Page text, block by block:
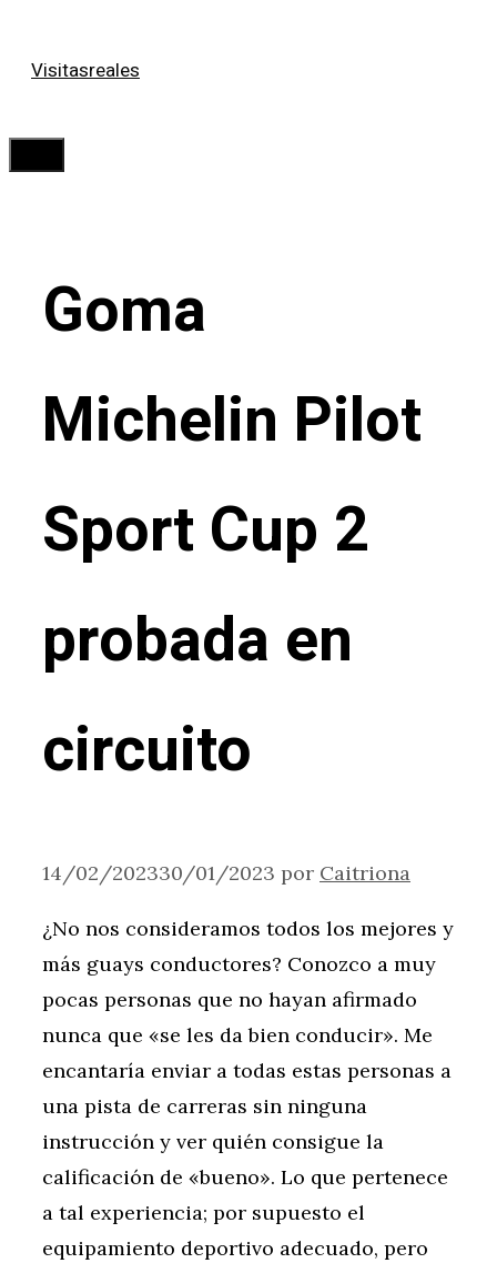
Visitasreales
Goma
Michelin Pilot
Sport Cup 2
probada en
circuito
14/02/202330/01/2023 por Caitriona
¿No nos consideramos todos los mejores y
más guays conductores? Conozco a muy
pocas personas que no hayan afirmado
nunca que «se les da bien conducir». Me
encantaría enviar a todas estas personas a
una pista de carreras sin ninguna
instrucción y ver quién consigue la
calificación de «bueno». Lo que pertenece
a tal experiencia; por supuesto el
equipamiento deportivo adecuado, pero